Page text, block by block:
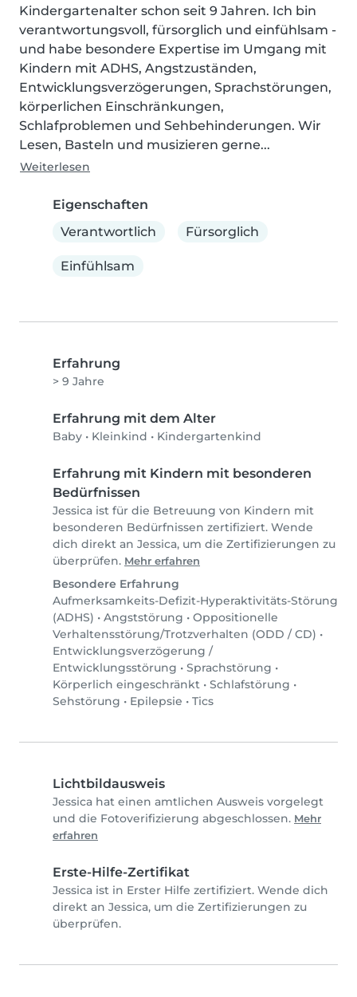
Kindergartenalter schon seit 9 Jahren. Ich bin
verantwortungsvoll, fürsorglich und einfühlsam -
und habe besondere Expertise im Umgang mit
Kindern mit ADHS, Angstzuständen,
Entwicklungsverzögerungen, Sprachstörungen,
körperlichen Einschränkungen,
Schlafproblemen und Sehbehinderungen. Wir
Lesen, Basteln und musizieren gerne...
Weiterlesen
Eigenschaften
Verantwortlich
Fürsorglich
Einfühlsam
Erfahrung
> 9 Jahre
Erfahrung mit dem Alter
Baby • Kleinkind • Kindergartenkind
Erfahrung mit Kindern mit besonderen
Bedürfnissen
Jessica ist für die Betreuung von Kindern mit
besonderen Bedürfnissen zertifiziert. Wende
dich direkt an Jessica, um die Zertifizierungen zu
überprüfen. Mehr erfahren
Besondere Erfahrung
Aufmerksamkeits-Defizit-Hyperaktivitäts-Störung
(ADHS) • Angststörung • Oppositionelle
Verhaltensstörung/Trotzverhalten (ODD / CD) •
Entwicklungsverzögerung /
Entwicklungsstörung • Sprachstörung •
Körperlich eingeschränkt • Schlafstörung •
Sehstörung • Epilepsie • Tics
Lichtbildausweis
Jessica hat einen amtlichen Ausweis vorgelegt
und die Fotoverifizierung abgeschlossen. Mehr
erfahren
Erste-Hilfe-Zertifikat
Jessica ist in Erster Hilfe zertifiziert. Wende dich
direkt an Jessica, um die Zertifizierungen zu
überprüfen.